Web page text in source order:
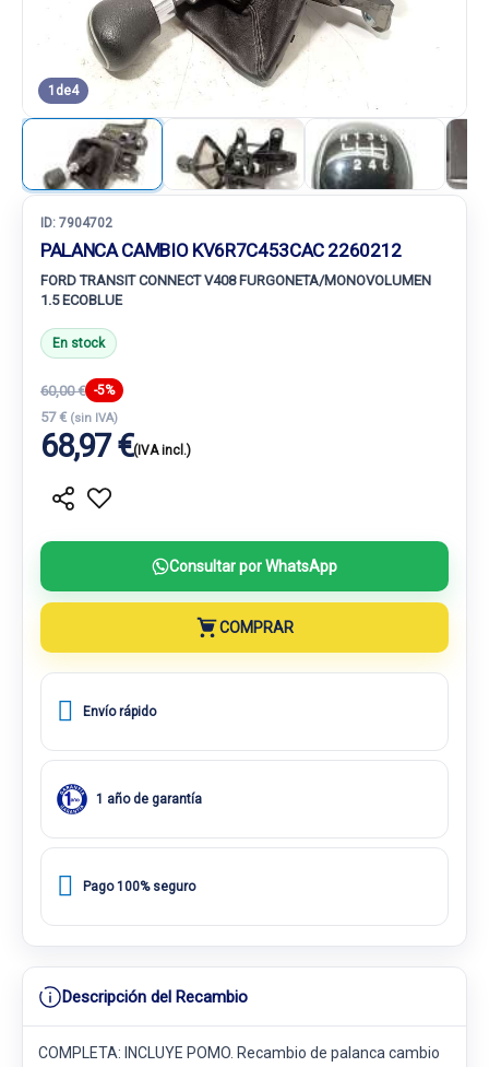
1 de4
ID: 7904702
PALANCA CAMBIO KV6R7C453CAC 2260212
FORD TRANSIT CONNECT V408 FURGONETA/MONOVOLUMEN
1.5 ECOBLUE
En stock
60,00 € -5%
57 € (sin IVA)
68,97 €(IVA incl.)
Consultar por WhatsApp
COMPRAR
Envío rápido
1 año de garantía
Pago 100% seguro
Descripción del Recambio
COMPLETA: INCLUYE POMO. Recambio de palanca cambio